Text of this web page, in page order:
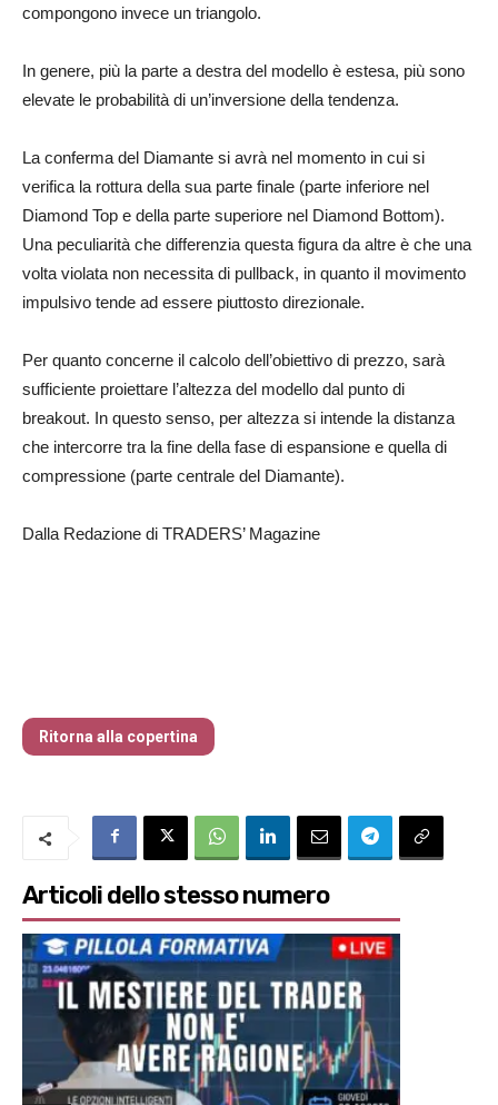
compongono invece un triangolo.
In genere, più la parte a destra del modello è estesa, più sono
elevate le probabilità di un’inversione della tendenza.
La conferma del Diamante si avrà nel momento in cui si
verifica la rottura della sua parte finale (parte inferiore nel
Diamond Top e della parte superiore nel Diamond Bottom).
Una peculiarità che differenzia questa figura da altre è che una
volta violata non necessita di pullback, in quanto il movimento
impulsivo tende ad essere piuttosto direzionale.
Per quanto concerne il calcolo dell’obiettivo di prezzo, sarà
sufficiente proiettare l’altezza del modello dal punto di
breakout. In questo senso, per altezza si intende la distanza
che intercorre tra la fine della fase di espansione e quella di
compressione (parte centrale del Diamante).
Dalla Redazione di TRADERS’ Magazine
Ritorna alla copertina
Articoli dello stesso numero